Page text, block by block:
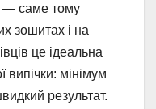
— саме тому
зошитах і на
це ідеальна
випічки: мінімум
результат.